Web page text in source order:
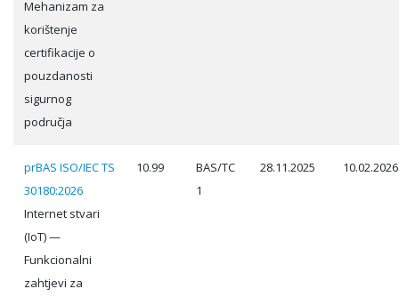
Mehanizam za
korištenje
certifikacije o
pouzdanosti
sigurnog
područja
prBAS ISO/IEC TS
30180:2026
Internet stvari
(IoT) —
Funkcionalni
zahtjevi za
10.99
BAS/TC
1
28.11.2025 10.02.2026